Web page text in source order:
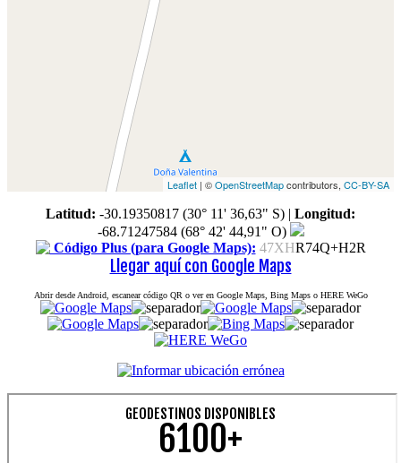
Leaflet | ©OpenStreetMapcontributors, CC-BY-SA
Latitud: -30.19350817 (30° 11' 36,63" S) | Longitud:
-68.71247584 (68° 42' 44,91" O)
Código Plus (para Google Maps): 47XHR74Q+H2R
Llegar aquí con Google Maps
Abrir desde Android, escanear código QR o ver en Google Maps, Bing Maps o HERE WeGo
GEODESTINOS DISPONIBLES
6100+